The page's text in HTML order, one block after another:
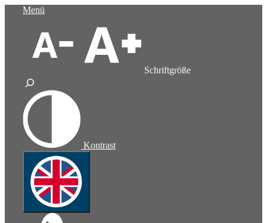
Menü
Schriftgröße
Kontrast